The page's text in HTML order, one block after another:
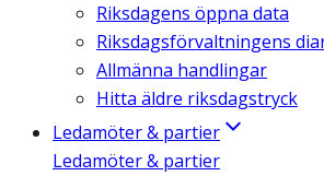
Riksdagens öppna data
Riksdagsförvaltningens
Allmänna handlingar
Hitta äldre riksdagstryck
Ledamöter & partier
Ledamöter & partier